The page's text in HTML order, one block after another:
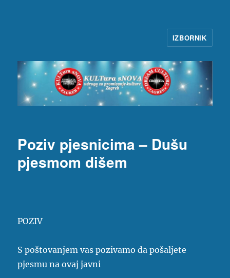
IZBORNIK
Poziv pjesnicima – Dušu
pjesmom dišem
POZIV
S poštovanjem vas pozivamo da pošaljete
pjesmu na ovaj javni